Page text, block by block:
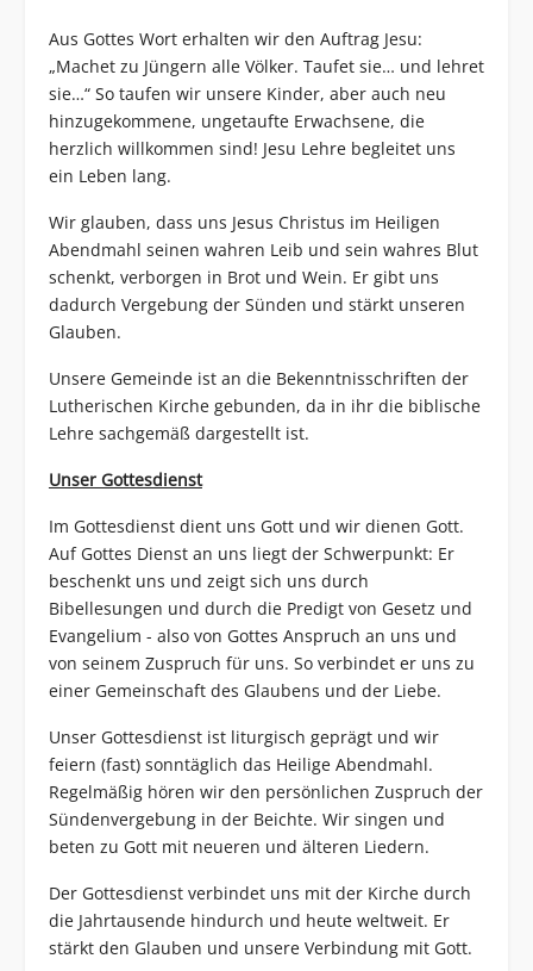
Aus Gottes Wort erhalten wir den Auftrag Jesu:
„Machet zu Jüngern alle Völker. Taufet sie… und lehret
sie…“ So taufen wir unsere Kinder, aber auch neu
hinzugekommene, ungetaufte Erwachsene, die
herzlich willkommen sind! Jesu Lehre begleitet uns
ein Leben lang.
Wir glauben, dass uns Jesus Christus im Heiligen
Abendmahl seinen wahren Leib und sein wahres Blut
schenkt, verborgen in Brot und Wein. Er gibt uns
dadurch Vergebung der Sünden und stärkt unseren
Glauben.
Unsere Gemeinde ist an die Bekenntnisschriften der
Lutherischen Kirche gebunden, da in ihr die biblische
Lehre sachgemäß dargestellt ist.
Unser Gottesdienst
Im Gottesdienst dient uns Gott und wir dienen Gott.
Auf Gottes Dienst an uns liegt der Schwerpunkt: Er
beschenkt uns und zeigt sich uns durch
Bibellesungen und durch die Predigt von Gesetz und
Evangelium - also von Gottes Anspruch an uns und
von seinem Zuspruch für uns. So verbindet er uns zu
einer Gemeinschaft des Glaubens und der Liebe.
Unser Gottesdienst ist liturgisch geprägt und wir
feiern (fast) sonntäglich das Heilige Abendmahl.
Regelmäßig hören wir den persönlichen Zuspruch der
Sündenvergebung in der Beichte. Wir singen und
beten zu Gott mit neueren und älteren Liedern.
Der Gottesdienst verbindet uns mit der Kirche durch
die Jahrtausende hindurch und heute weltweit. Er
stärkt den Glauben und unsere Verbindung mit Gott.